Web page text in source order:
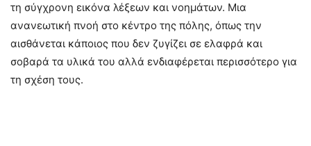
τη σύγχρονη εικόνα λέξεων και νοημάτων. Μια
ανανεωτική πνοή στο κέντρο της πόλης, όπως την
αισθάνεται κάποιος που δεν ζυγίζει σε ελαφρά και
σοβαρά τα υλικά του αλλά ενδιαφέρεται περισσότερο για
τη σχέση τους.